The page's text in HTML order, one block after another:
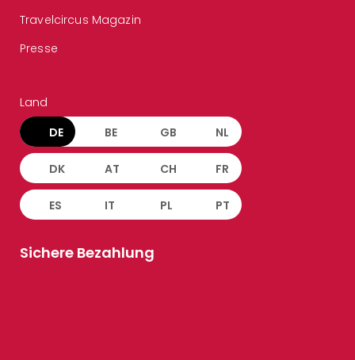
Travelcircus Magazin
Presse
Land
DE BE GB NL
DK AT CH FR
ES IT PL PT
Sichere Bezahlung